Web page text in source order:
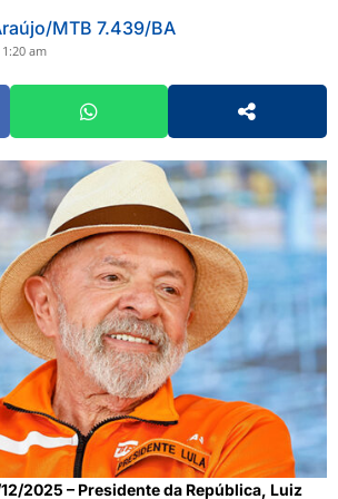
MTB 7.439/BA
am
2025 – Presidente da República, Luiz